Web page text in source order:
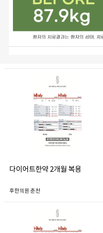
다이어트한약 2개월 복용
후한의원 춘천